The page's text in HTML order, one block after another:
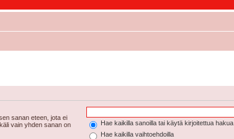
sanan eteen, jota ei
vain yhden sanan on
Hae kaikilla sanoilla tai käytä kirjoitettua hakua
Hae kaikilla vaihtoehdoilla